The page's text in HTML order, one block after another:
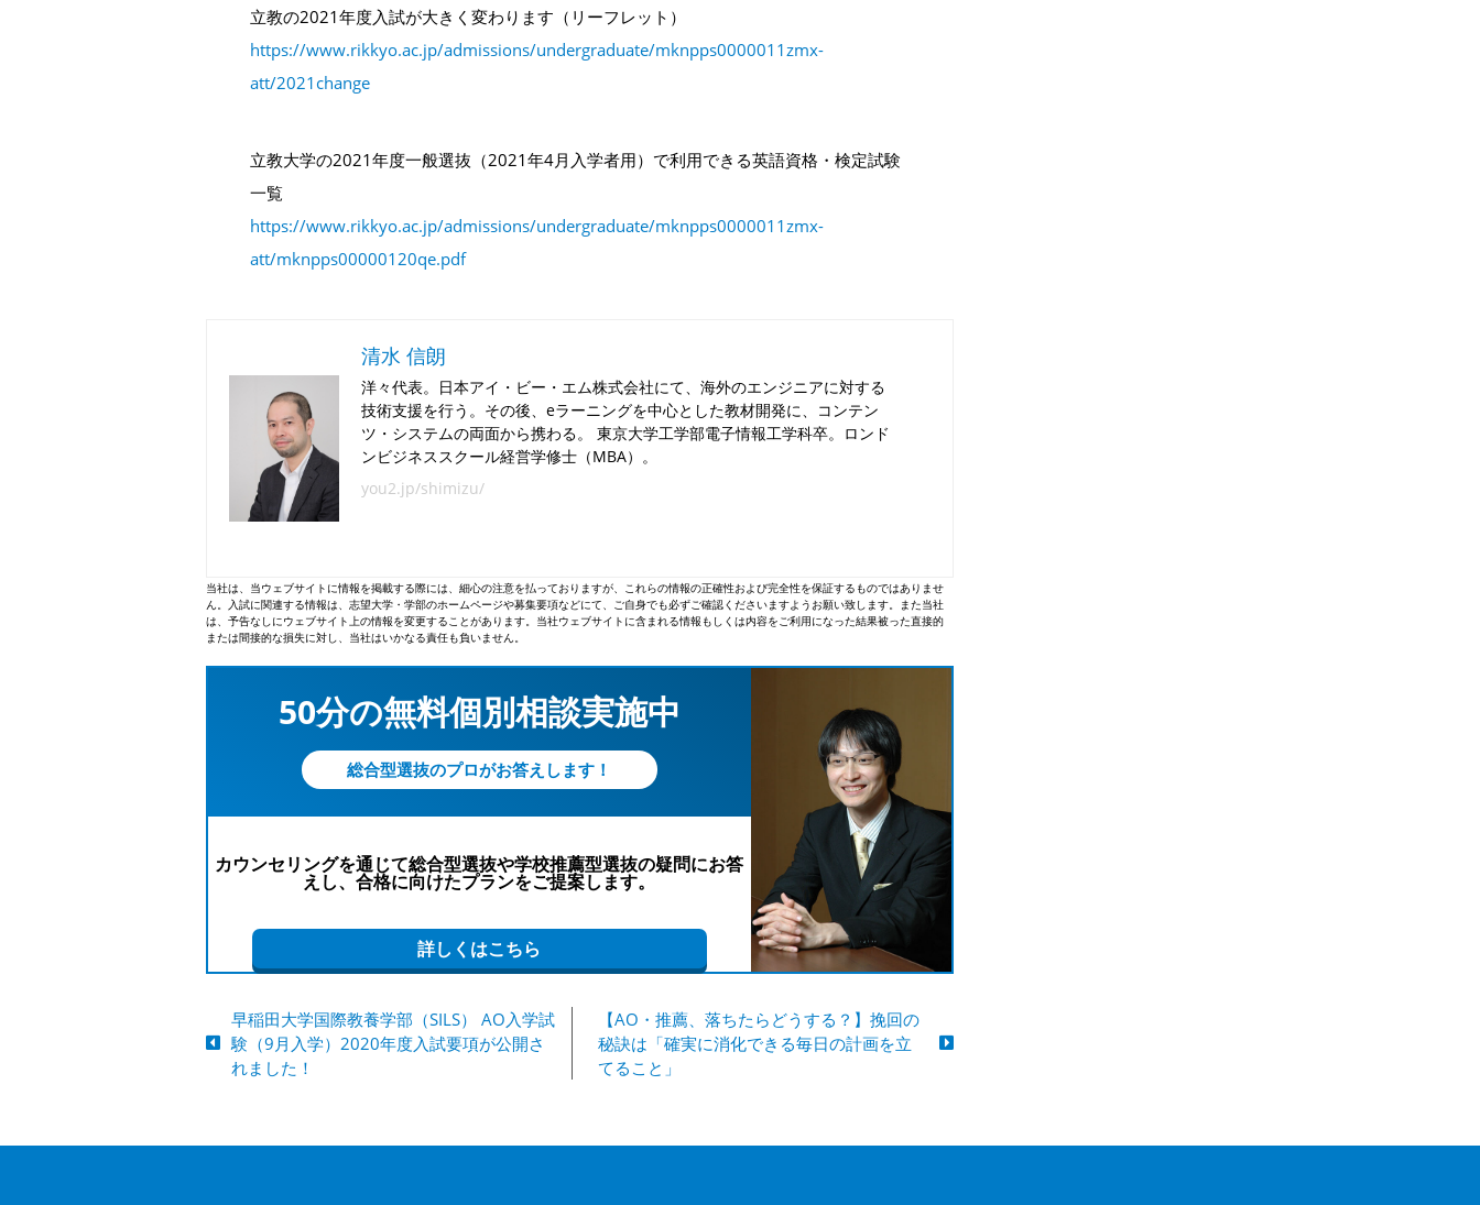
立教の2021年度入試が大きく変わります（リーフレット）
https://www.rikkyo.ac.jp/admissions/undergraduate/mknpps0000011zmx-
att/2021change
立教大学の2021年度一般選抜（2021年4月入学者用）で利用できる英語資格・検定試験
一覧
https://www.rikkyo.ac.jp/admissions/undergraduate/mknpps0000011zmx-
att/mknpps00000120qe.pdf
清水 信朗
洋々代表。日本アイ・ビー・エム株式会社にて、海外のエンジニアに対する
技術支援を行う。その後、eラーニングを中心とした教材開発に、コンテン
ツ・システムの両面から携わる。 東京大学工学部電子情報工学科卒。ロンド
ンビジネススクール経営学修士（MBA）。
you2.jp/shimizu/
当社は、当ウェブサイトに情報を掲載する際には、細心の注意を払っておりますが、これらの情報の正確性および完全性を保証するものではありませ
ん。入試に関連する情報は、志望大学・学部のホームページや募集要項などにて、ご自身でも必ずご確認くださいますようお願い致します。また当社
は、予告なしにウェブサイト上の情報を変更することがあります。当社ウェブサイトに含まれる情報もしくは内容をご利用になった結果被った直接的
または間接的な損失に対し、当社はいかなる責任も負いません。
50分の無料個別相談実施中
総合型選抜のプロがお答えします！
カウンセリングを通じて総合型選抜や学校推薦型選抜の疑問にお答
えし、合格に向けたプランをご提案します。
詳しくはこちら
早稲田大学国際教養学部（SILS） AO入学試
験（9月入学）2020年度入試要項が公開さ
れました！
【AO・推薦、落ちたらどうする？】挽回の
秘訣は「確実に消化できる毎日の計画を立
てること」